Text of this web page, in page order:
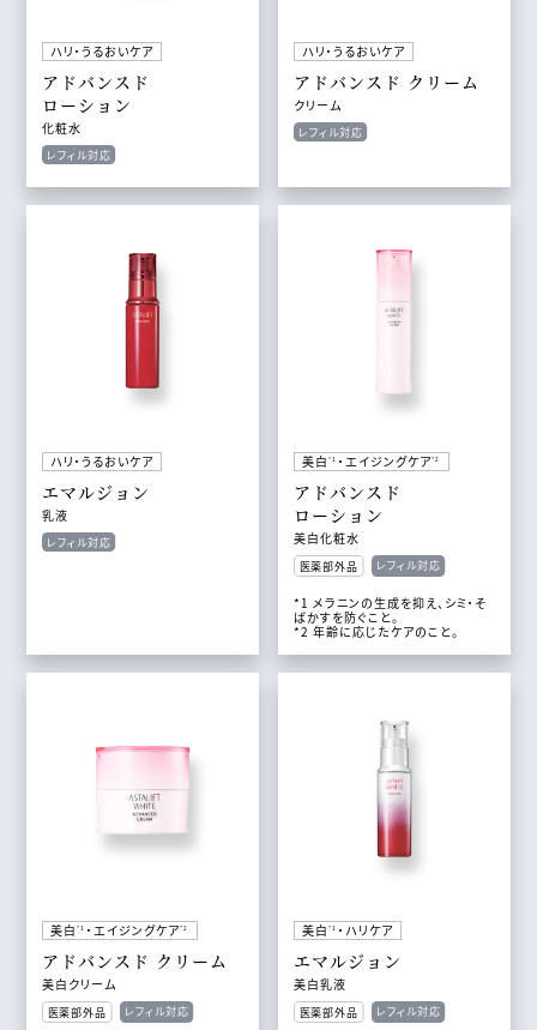
ハリ・うるおいケア
アドバンスド
ローション
化粧水
レフィル対応
ハリ・うるおいケア
アドバンスド クリーム
クリーム
レフィル対応
ハリ・うるおいケア
エマルジョン
乳液
レフィル対応
美白*1 ・エイジングケア*2
アドバンスド
ローション
美白化粧水
医薬部外品 レフィル対応
*1 メラニンの生成を抑え、シミ・そ
ばかすを防ぐこと。
*2 年齢に応じたケアのこと。
美白*1 ・エイジングケア*2
アドバンスド クリーム
美白クリーム
医薬部外品 レフィル対応
美白*1 ・ハリケア
エマルジョン
美白乳液
医薬部外品 レフィル対応